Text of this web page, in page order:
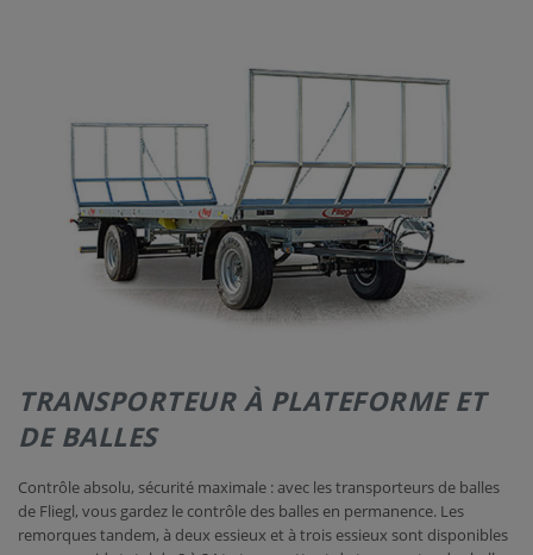
TRANSPORTEUR À PLATEFORME ET
DE BALLES
Contrôle absolu, sécurité maximale : avec les transporteurs de balles
de Fliegl, vous gardez le contrôle des balles en permanence. Les
remorques tandem, à deux essieux et à trois essieux sont disponibles